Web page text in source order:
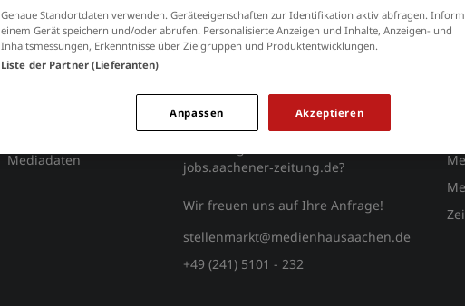
Keine Suchergebnisse gefunden.
FÜR ARBEITGEBER
Mediadaten
KONTAKT
Sie interessieren sich für eine
jobs.aachener‑zeitung.de?
Wir freuen uns auf Ihre Anfrage!
stellenmarkt@medienhausaachen.de
+49 (241) 5101 - 232
Genaue Standortdaten verwenden. Geräteeigenschaften zur Identifikation aktiv abfragen.
einem Gerät speichern und/oder abrufen. Personalisierte Anzeigen und Inhalte, Anzeigen- und
Inhaltsmessungen, Erkenntnisse über Zielgruppen und Produktentwicklungen.
Liste der Partner (Lieferanten)
Akzeptieren
Anpassen